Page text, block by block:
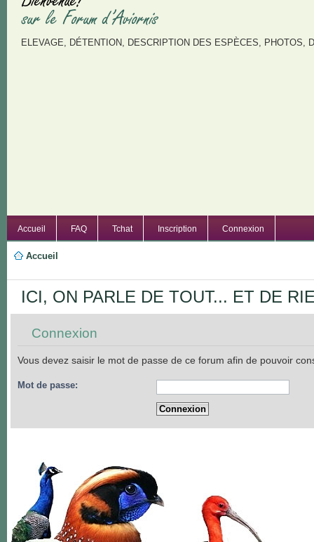
ELEVAGE, DÉTENTION, DESCRIPTION DES ESPÈCES, PHOTOS,
Accueil FAQ Tchat Inscription Connexion
Accueil
ICI, ON PARLE DE TOUT... ET DE
Connexion
Vous devez saisir le mot de passe de ce forum afin de pouvoir
Mot de passe: